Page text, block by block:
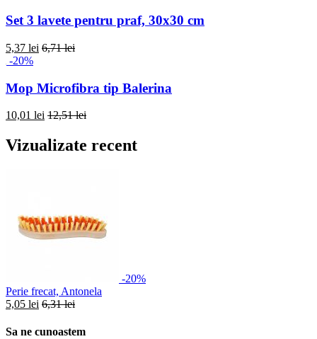
Set 3 lavete pentru praf, 30x30 cm
5,37 lei 6,71 lei
-20%
Mop Microfibra tip Balerina
10,01 lei 12,51 lei
Vizualizate recent
-20%
Perie frecat, Antonela
5,05 lei 6,31 lei
Sa ne cunoastem